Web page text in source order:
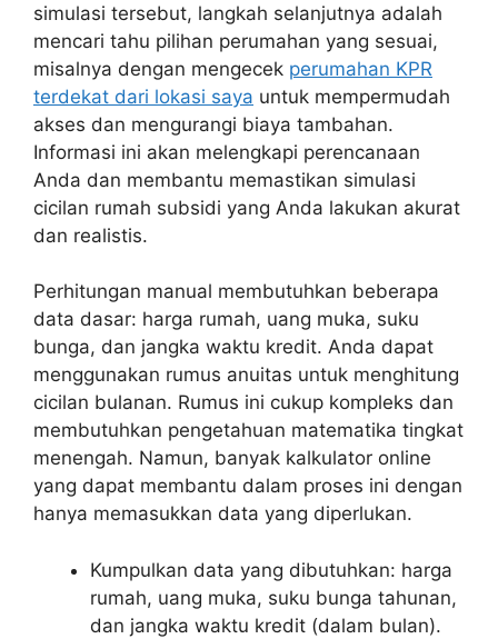
simulasi tersebut, langkah selanjutnya adalah
mencari tahu pilihan perumahan yang sesuai,
misalnya dengan mengecek perumahan KPR
terdekat dari lokasi saya untuk mempermudah
akses dan mengurangi biaya tambahan.
Informasi ini akan melengkapi perencanaan
Anda dan membantu memastikan simulasi
cicilan rumah subsidi yang Anda lakukan akurat
dan realistis.
Perhitungan manual membutuhkan beberapa
data dasar: harga rumah, uang muka, suku
bunga, dan jangka waktu kredit. Anda dapat
menggunakan rumus anuitas untuk menghitung
cicilan bulanan. Rumus ini cukup kompleks dan
membutuhkan pengetahuan matematika tingkat
menengah. Namun, banyak kalkulator online
yang dapat membantu dalam proses ini dengan
hanya memasukkan data yang diperlukan.
Kumpulkan data yang dibutuhkan: harga
rumah, uang muka, suku bunga tahunan,
dan jangka waktu kredit (dalam bulan).